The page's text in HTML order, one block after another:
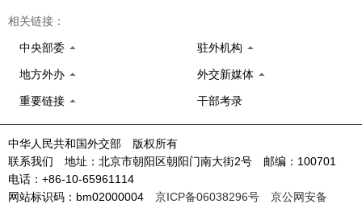
相关链接：
中央部委 驻外机构
地方外办 外交新媒体
重要链接 干部考录
中华人民共和国外交部 版权所有
联系我们 地址：北京市朝阳区朝阳门南大街2号 邮编：100701
电话：+86-10-65961114
网站标识码：bm02000004 京ICP备06038296号 京公网安备